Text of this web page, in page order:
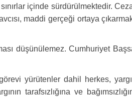
içinde sürdürülmektedir.
maddi gerçeği ortaya
düşünülemez. Cumhuriyet
yürütenler dahil herkes,
tarafsızlığına ve